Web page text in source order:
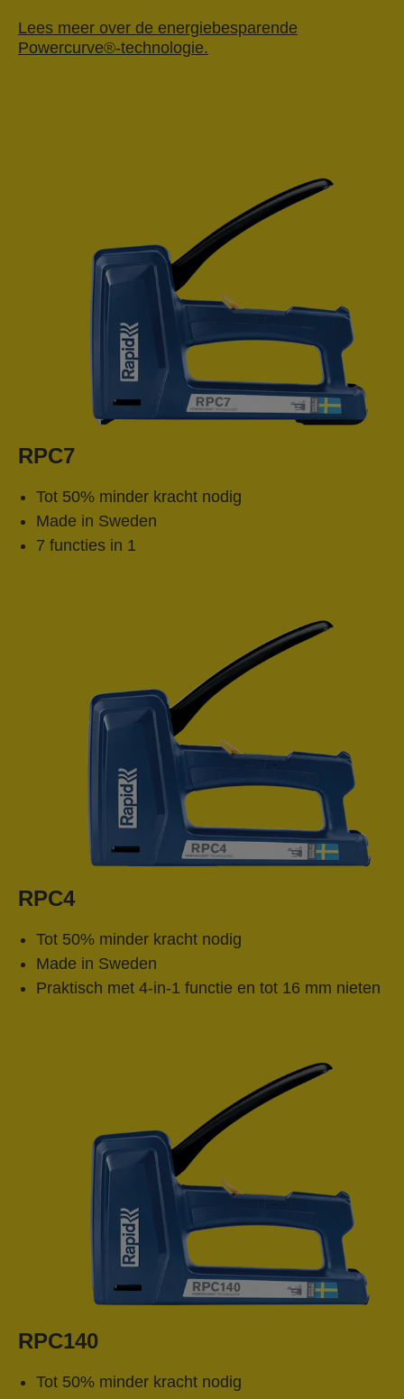
Lees meer over de energiebesparende
Powercurve®-technologie.
RPC7
Tot 50% minder kracht nodig
Made in Sweden
7 functies in 1
RPC4
Tot 50% minder kracht nodig
Made in Sweden
Praktisch met 4-in-1 functie en tot 16 mm nieten
RPC140
Tot 50% minder kracht nodig